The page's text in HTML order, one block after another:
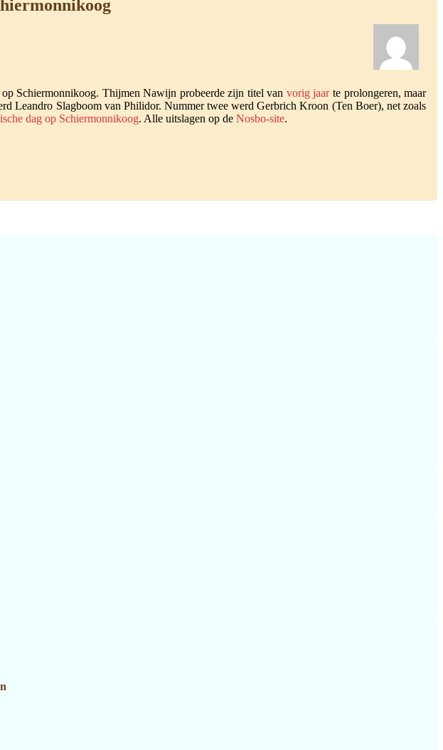
Schiermonnikoog. Thijmen Nawijn probeerde zijn titel van vorig jaarte prolongeren, maar
Leandro Slagboom van Philidor. Nummer twee werd Gerbrich Kroon (Ten Boer), net zoals
dag op Schiermonnikoog. Alle uitslagen op de Nosbo-site.